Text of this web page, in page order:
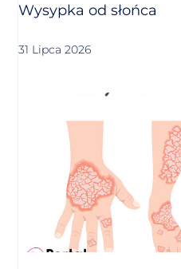
Wysypka od słońca
31 Lipca 2026